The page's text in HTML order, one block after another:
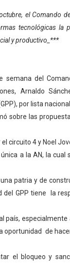
en el estado
Aventuras
la integración
Primer Festival
en el
a casas de
avanzan
Venezuela
2026 arrancó
y
con
el Comando
tecnológicas la
y productivo_***
del
Arnaldo
por lista
sobre las
circuito 4 y Noel
a la AN, la
patria y de
GPP tiene la
país,
de
el bloqueo y